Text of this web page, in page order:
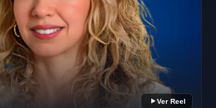
Ver Reel